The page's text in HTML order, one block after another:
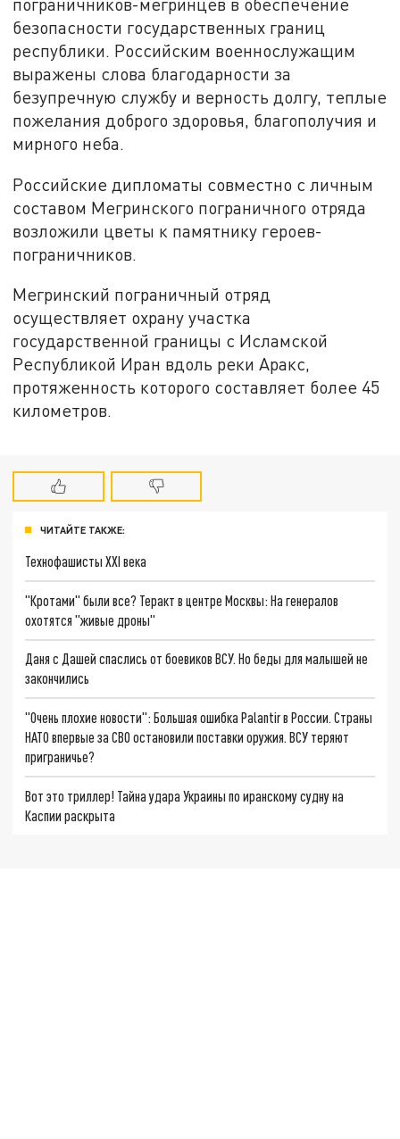
безопасности государственных границ
республики. Российским военнослужащим
выражены слова благодарности за
безупречную службу и верность долгу, теплые
пожелания доброго здоровья, благополучия и
мирного неба.
Российские дипломаты совместно с личным
составом Мегринского пограничного отряда
возложили цветы к памятнику героев-
пограничников.
Мегринский пограничный отряд
осуществляет охрану участка
государственной границы с Исламской
Республикой Иран вдоль реки Аракс,
протяженность которого составляет более 45
километров.
ЧИТАЙТЕ ТАКЖЕ:
Технофашисты XXI века
"Кротами" были все? Теракт в центре Москвы: На генералов
охотятся "живые дроны"
Даня с Дашей спаслись от боевиков ВСУ. Но беды для малышей не
закончились
"Очень плохие новости": Большая ошибка Palantir в России. Страны
НАТО впервые за СВО остановили поставки оружия. ВСУ теряют
приграничье?
Вот это триллер! Тайна удара Украины по иранскому судну на
Каспии раскрыта